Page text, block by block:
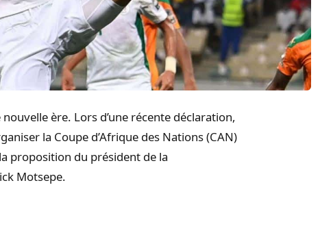
ère. Lors d’une récente déclaration,
la Coupe d’Afrique des Nations (CAN)
proposition du président de la
Motsepe.